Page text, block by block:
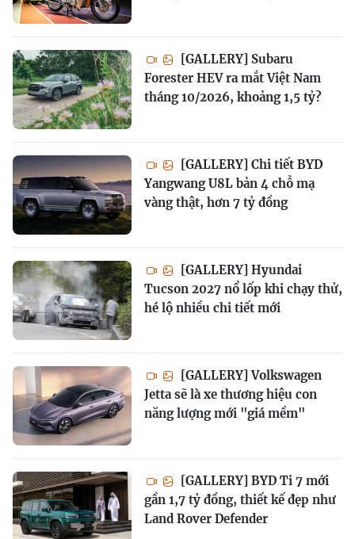
[GALLERY] Subaru
Forester HEV ra mắt Việt Nam
tháng 10/2026, khoảng 1,5 tỷ?
[GALLERY] Chi tiết BYD
Yangwang U8L bản 4 chỗ mạ
vàng thật, hơn 7 tỷ đồng
[GALLERY] Hyundai
Tucson 2027 nổ lốp khi chạy thử,
hé lộ nhiều chi tiết mới
[GALLERY] Volkswagen
Jetta sẽ là xe thương hiệu con
năng lượng mới "giá mềm"
[GALLERY] BYD Ti 7 mới
gần 1,7 tỷ đồng, thiết kế đẹp như
Land Rover Defender